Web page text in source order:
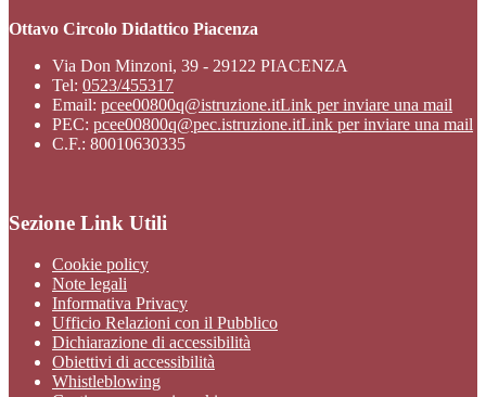
Ottavo Circolo Didattico Piacenza
Via Don Minzoni, 39 - 29122 PIACENZA
Tel: 0523/455317
Email: pcee00800q@istruzione.itLink per inviare una mail
PEC: pcee00800q@pec.istruzione.itLink per inviare una mail
C.F.: 80010630335
Sezione Link Utili
Cookie policy
Note legali
Informativa Privacy
Ufficio Relazioni con il Pubblico
Dichiarazione di accessibilità
Obiettivi di accessibilità
Whistleblowing